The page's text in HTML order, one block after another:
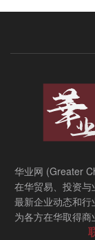
华业网 (Greater
在华贸易、投资
最新企业动态和行
为各方在华取得商